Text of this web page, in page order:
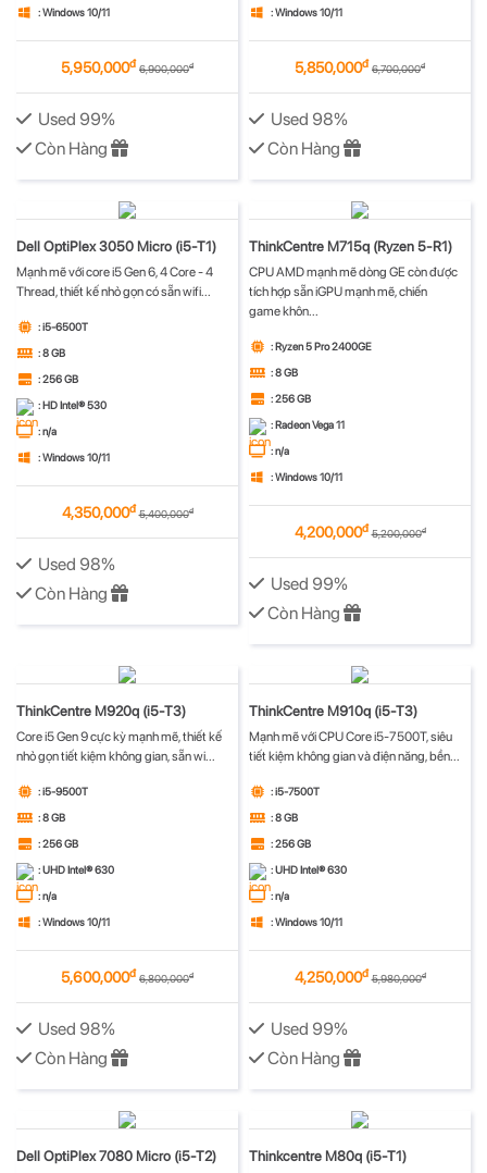
: Windows 10/11
5,950,000đ 6,900,000đ
Used 99%
Còn Hàng
: Windows 10/11
5,850,000đ 6,700,000đ
Used 98%
Còn Hàng
Dell OptiPlex 3050 Micro (i5-T1)
Mạnh mẽ với core i5 Gen 6, 4 Core - 4
Thread, thiết kế nhỏ gọn có sẵn wifi...
: i5-6500T
: 8 GB
: 256 GB
: HD Intel® 530
: n/a
: Windows 10/11
4,350,000đ 5,400,000đ
Used 98%
Còn Hàng
ThinkCentre M715q (Ryzen 5-R1)
CPU AMD mạnh mẽ dòng GE còn được
tích hợp sẵn iGPU mạnh mẽ, chiến
game khôn...
: Ryzen 5 Pro 2400GE
: 8 GB
: 256 GB
: Radeon Vega 11
: n/a
: Windows 10/11
4,200,000đ 5,200,000đ
Used 99%
Còn Hàng
ThinkCentre M920q (i5-T3)
Core i5 Gen 9 cực kỳ mạnh mẽ, thiết kế
nhỏ gọn tiết kiệm không gian, sẵn wi...
: i5-9500T
: 8 GB
: 256 GB
: UHD Intel® 630
: n/a
: Windows 10/11
5,600,000đ 6,800,000đ
Used 98%
Còn Hàng
ThinkCentre M910q (i5-T3)
Mạnh mẽ với CPU Core i5-7500T, siêu
tiết kiệm không gian và điện năng, bền...
: i5-7500T
: 8 GB
: 256 GB
: UHD Intel® 630
: n/a
: Windows 10/11
4,250,000đ 5,980,000đ
Used 99%
Còn Hàng
Dell OptiPlex 7080 Micro (i5-T2) Thinkcentre M80q (i5-T1)